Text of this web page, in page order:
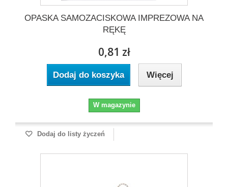
OPASKA SAMOZACISKOWA IMPREZOWA NA
RĘKĘ
0,81 zł
Dodaj do koszyka Więcej
W magazynie
Dodaj do listy życzeń